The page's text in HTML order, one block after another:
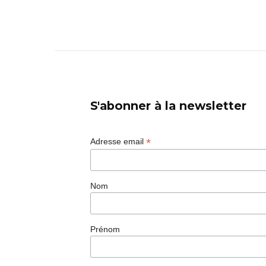
S'abonner à la newsletter
Adresse email *
Nom
Prénom